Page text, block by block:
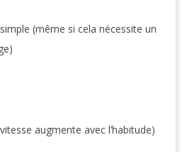
(même si cela nécessite un
augmente avec l’habitude)